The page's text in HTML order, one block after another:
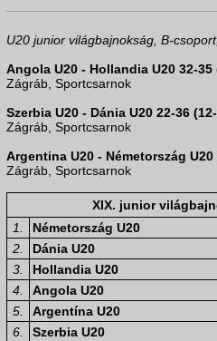
U20 junior világbajnokság, B-
Angola U20 - Hollandia U20 32-35
Zágráb, Sportcsarnok
Szerbia U20 - Dánia U20 22-36
Zágráb, Sportcsarnok
Argentina U20 - Németország U20
Zágráb, Sportcsarnok
XIX. junior
1.
Németország U20
2.
Dánia U20
3.
Hollandia U20
4.
Angola U20
5.
Argentína U20
6.
Szerbia U20